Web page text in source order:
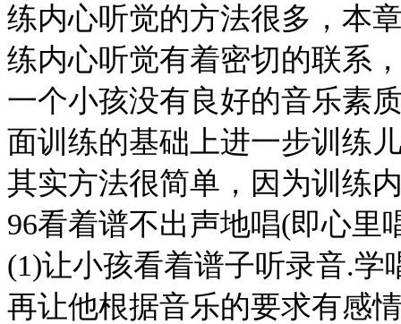
练内心听觉的方法很多，本
练内心听觉有着密切的联系
一个小孩没有良好的音乐素
面训练的基础上进一步训练
其实方法很简单，因为训练
96看着谱不出声地唱(即心里
(1)让小孩看着谱子听录音.
再让他根据音乐的要求有感